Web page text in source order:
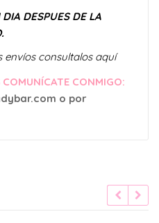
DIA DESPUES DE LA
consultalos aquí
CONMIGO:
o por